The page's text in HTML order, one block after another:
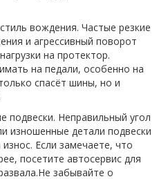
вождения. Частые резкие
и агрессивный поворот
на протектор.
на педали, особенно на
спасёт шины, но и
подвески. Неправильный угол
изношенные детали подвески
Если замечаете, что
посетите автосервис для
забывайте о